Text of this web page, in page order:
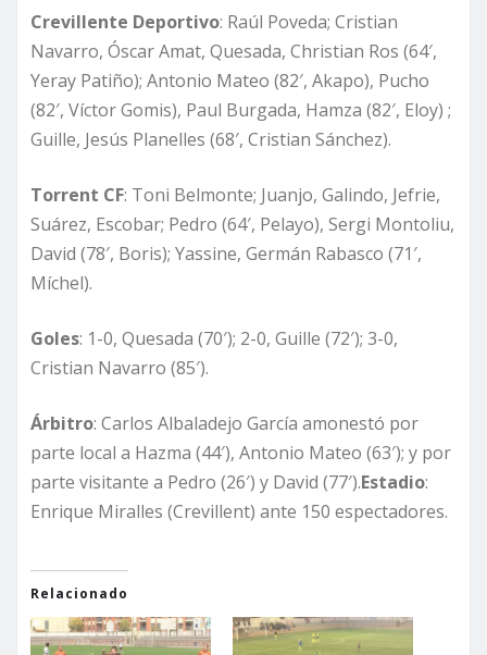
Crevillente Deportivo: Raúl Poveda; Cristian
Navarro, Óscar Amat, Quesada, Christian Ros (64′,
Yeray Patiño); Antonio Mateo (82′, Akapo), Pucho
(82′, Víctor Gomis), Paul Burgada, Hamza (82′, Eloy) ;
Guille, Jesús Planelles (68′, Cristian Sánchez).
Torrent CF: Toni Belmonte; Juanjo, Galindo, Jefrie,
Suárez, Escobar; Pedro (64′, Pelayo), Sergi Montoliu,
David (78′, Boris); Yassine, Germán Rabasco (71′,
Míchel).
Goles: 1-0, Quesada (70′); 2-0, Guille (72′); 3-0,
Cristian Navarro (85′).
Árbitro: Carlos Albaladejo García amonestó por
parte local a Hazma (44′), Antonio Mateo (63′); y por
parte visitante a Pedro (26′) y David (77′).Estadio:
Enrique Miralles (Crevillent) ante 150 espectadores.
Relacionado